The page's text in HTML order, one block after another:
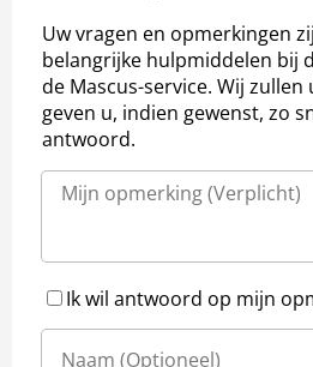
Uw vragen en opmerkingen
belangrijke hulpmiddelen bij
de Mascus-service. Wij
geven u, indien gewenst, zo
antwoord.
Ik wil antwoord op mijn